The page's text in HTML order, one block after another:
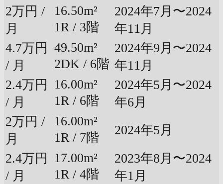
2万円 /
月
16.50m²
1R / 3階
2024年7月〜2024
年11月
4.7万円
/ 月
49.50m²
2DK / 6階
2024年9月〜2024
年11月
2.4万円
/ 月
16.00m²
1R / 6階
2024年5月〜2024
年6月
2万円 /
月
16.00m²
1R / 7階
2024年5月
2.4万円
/ 月
17.00m²
1R / 4階
2023年8月〜2024
年1月